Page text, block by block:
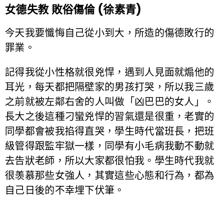
女德失教 敗俗傷倫 (徐素青)
今天我要懺悔自己從小到大，所造的傷德敗行的
罪業。
記得我從小性格就很兇悍，遇到人見面就煽他的
耳光，每天都把隔壁家的男孩打哭，所以我三歲
之前就被左鄰右舍的人叫做「凶巴巴的女人」。
長大之後這種刁蠻兇悍的習氣還是很重，老實的
同學都會被我掐得直哭，學生時代當班長，把班
級管得跟監牢獄一樣，同學有小毛病我動不動就
去告狀老師，所以大家都很怕我。學生時代我就
很羡慕那些女強人，其實這些心態和行為，都為
自己日後的不幸埋下伏筆。